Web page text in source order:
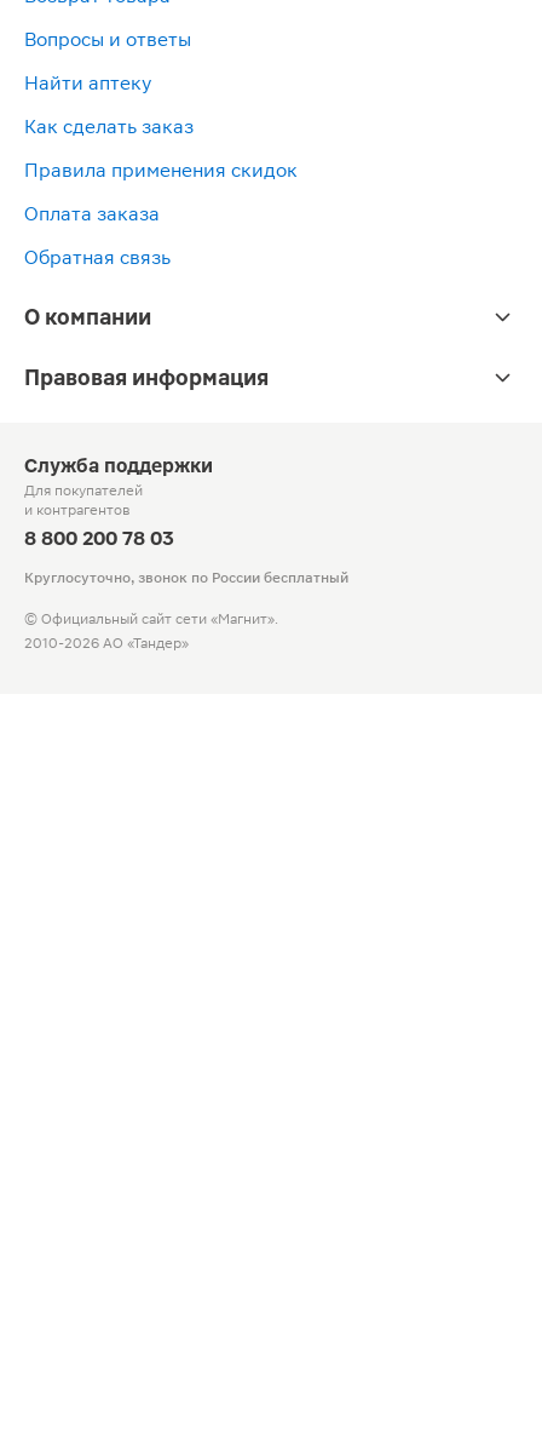
Вопросы и ответы
Найти аптеку
Как сделать заказ
Правила применения скидок
Оплата заказа
Обратная связь
О компании
Правовая информация
Служба поддержки
Для покупателей
и контрагентов
8 800 200 78 03
Круглосуточно, звонок по России бесплатный
© Официальный сайт сети «Магнит».
2010-2026 АО «Тандер»